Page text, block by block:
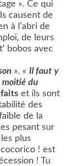
». Ce qui
causent de
à l’abri de
de leurs
bobos avec
». «Il faut y
moitié du
faits et ils sont
des
de la
pesant sur
plus
! est
! Tu